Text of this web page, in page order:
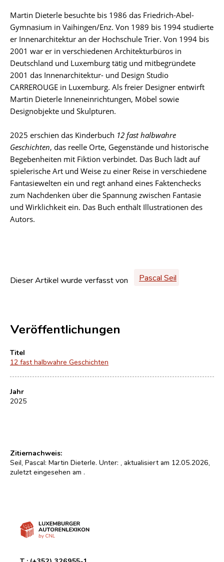
Biographie
Martin Dieterle besuchte bis 1986 das Friedrich-Abel-
Gymnasium in Vaihingen/Enz. Von 1989 bis 1994 studierte
er Innenarchitektur an der Hochschule Trier. Von 1994 bis
2001 war er in verschiedenen Architekturbüros in
Deutschland und Luxemburg tätig und mitbegründete
2001 das Innenarchitektur- und Design Studio
CARREROUGE in Luxemburg. Als freier Designer entwirft
Martin Dieterle Inneneinrichtungen, Möbel sowie
Designobjekte und Skulpturen.
2025 erschien das Kinderbuch 12 fast halbwahre
Geschichten, das reelle Orte, Gegenstände und historische
Begebenheiten mit Fiktion verbindet. Das Buch lädt auf
spielerische Art und Weise zu einer Reise in verschiedene
Fantasiewelten ein und regt anhand eines Faktenchecks
zum Nachdenken über die Spannung zwischen Fantasie
und Wirklichkeit ein. Das Buch enthält Illustrationen des
Autors.
Dieser Artikel wurde verfasst von Pascal Seil
Veröffentlichungen
Titel
12 fast halbwahre Geschichten
Jahr
2025
Zitiernachweis:
Seil, Pascal: Martin Dieterle. Unter: , aktualisiert am 12.05.2026,
zuletzt eingesehen am .